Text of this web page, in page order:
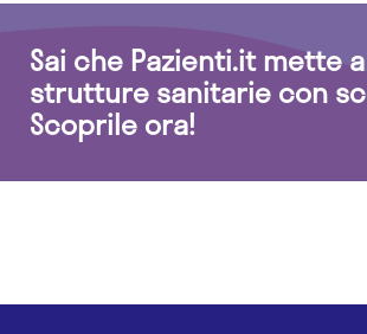
Sai che Pazienti.it mette
strutture sanitarie con
Scoprile ora!